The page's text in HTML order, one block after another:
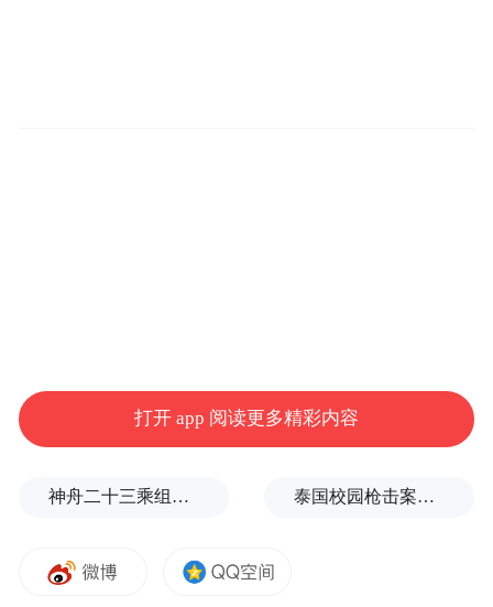
合影。
打开 app 阅读更多精彩内容
神舟二十三乘组新画面：在太空用超声测肌肉，常态化开展健康管理 泰国校园枪击案致9死，枪手父亲道歉